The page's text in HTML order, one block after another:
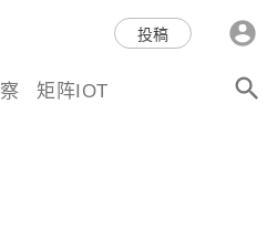
,资讯,动态,洞
人工智能,机器
投稿
矩阵IOT